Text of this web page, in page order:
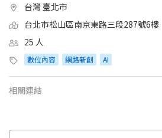
台灣 臺北市
台北市松山區南京東路三段287號6樓
25 人
數位內容 網路新創 AI
相關連結